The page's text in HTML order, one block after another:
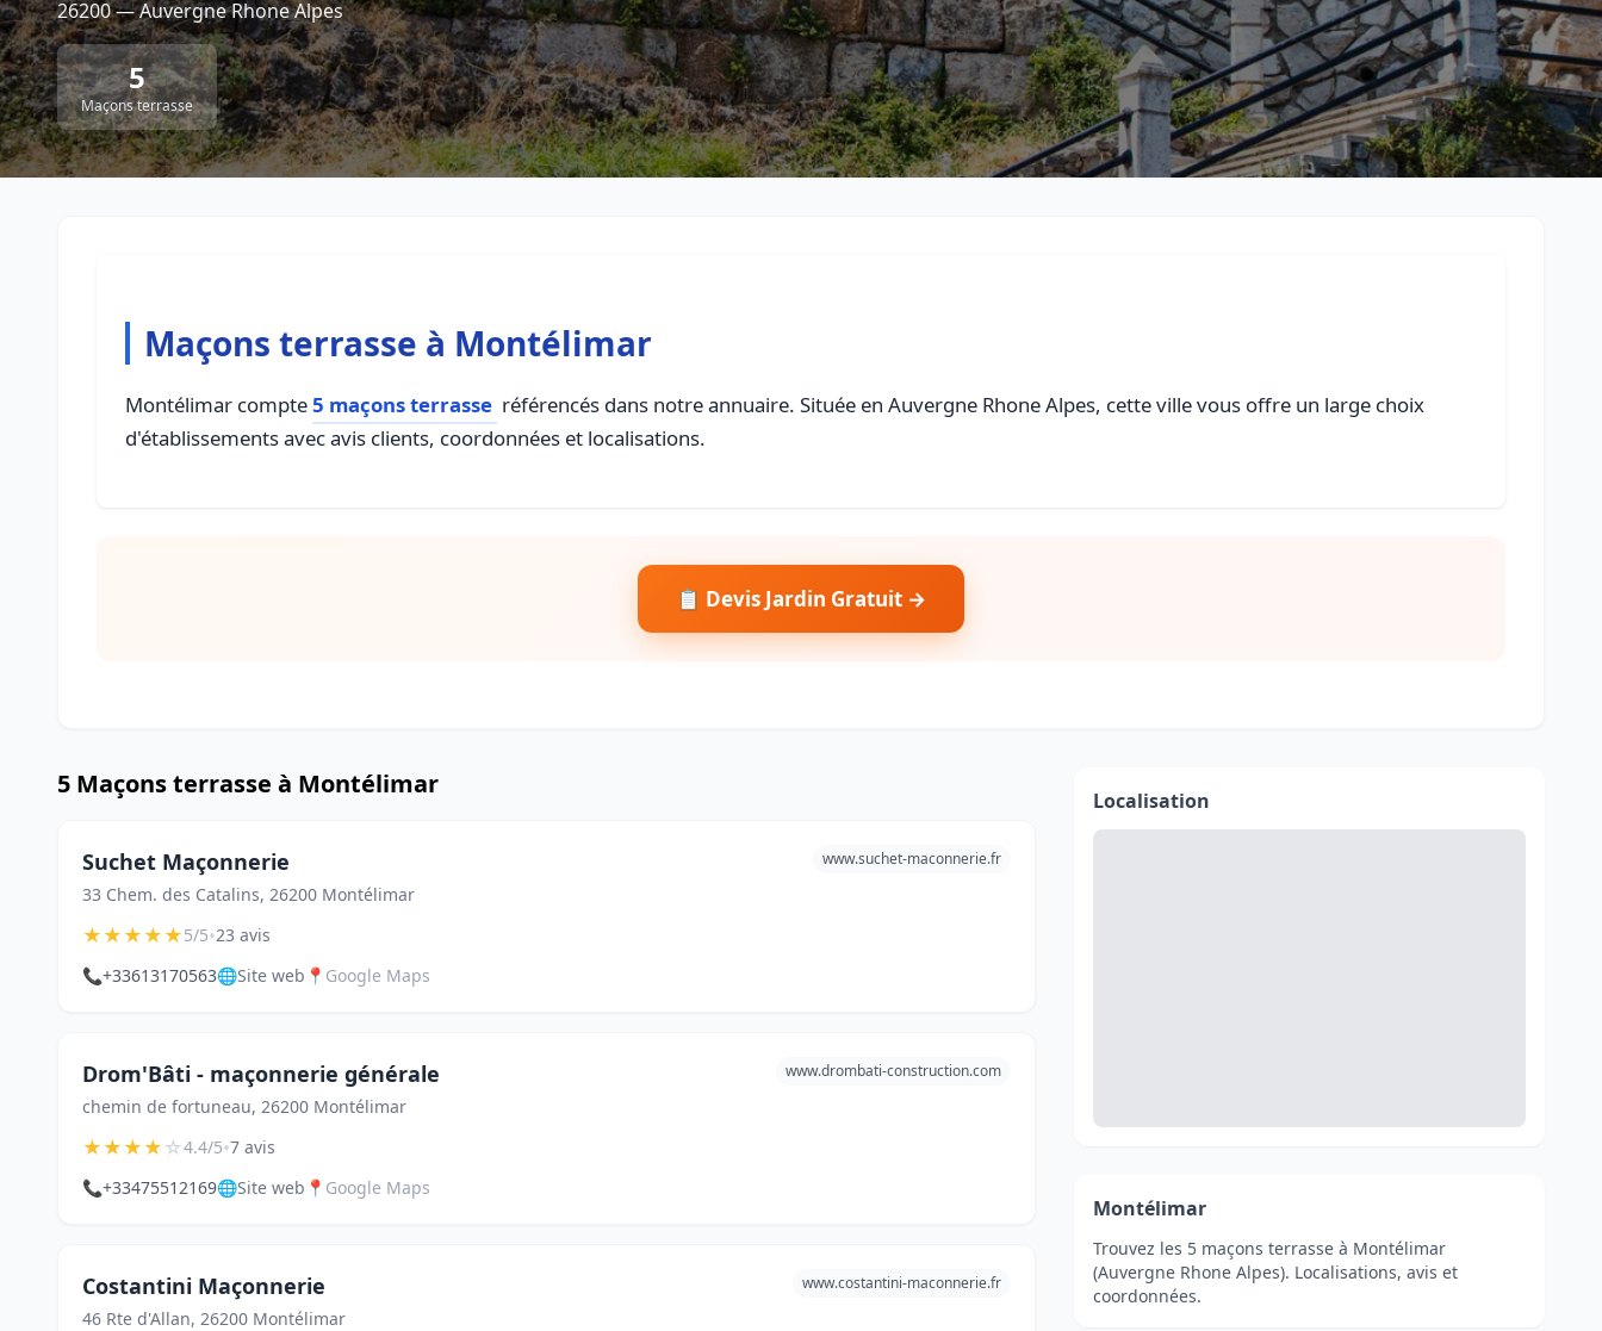
26200 — Auvergne Rhone Alpes
5
Maçons terrasse
Maçons terrasse à Montélimar
Montélimar compte5 maçons terrasse référencés dans notre annuaire. Située en Auvergne Rhone Alpes, cette ville vous offre un large choix
d'établissements avec avis clients, coordonnées et localisations.
📋 Devis Jardin Gratuit →
5 Maçons terrasse à Montélimar
Suchet Maçonnerie
33 Chem. des Catalins, 26200 Montélimar
www.suchet-maconnerie.fr
★★★★★5/5•23 avis
📞+33613170563🌐Site web 📍 Google Maps
Drom'Bâti - maçonnerie générale
chemin de fortuneau, 26200 Montélimar
www.drombati-construction.com
★★★★☆4.4/5•7 avis
📞+33475512169🌐Site web 📍 Google Maps
Costantini Maçonnerie
46 Rte d'Allan, 26200 Montélimar
www.costantini-maconnerie.fr
Localisation
Montélimar
Trouvez les 5 maçons terrasse à Montélimar
(Auvergne Rhone Alpes). Localisations, avis et
coordonnées.